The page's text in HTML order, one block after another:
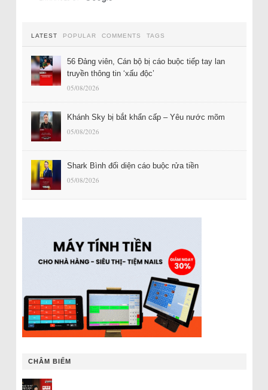
LATEST POPULAR COMMENTS TAGS
56 Đảng viên, Cán bộ bị cáo buộc tiếp tay lan
truyền thông tin ‘xấu độc’
05/08/2026
Khánh Sky bị bắt khẩn cấp – Yêu nước mõm
05/08/2026
Shark Bình đối diện cáo buộc rửa tiền
05/08/2026
CHÂM BIẾM